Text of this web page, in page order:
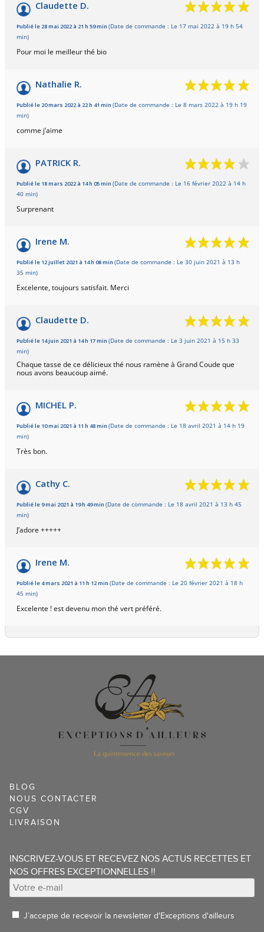
Claudette D.
Publié le 28 mai 2022 à 21 h 59 min (Date de commande : Le 17 mai 2022 à 19 h 54
min)
Pour moi le meilleur thé bio
Nathalie R.
Publié le 20 mars 2022 à 22 h 41 min (Date de commande : Le 8 mars 2022 à 19 h 19
min)
comme j’aime
PATRICK R.
Publié le 18 mars 2022 à 14 h 05 min (Date de commande : Le 16 février 2022 à 14 h
40 min)
Surprenant
Irene M.
Publié le 12 juillet 2021 à 14 h 08 min (Date de commande : Le 30 juin 2021 à 13 h
35 min)
Excelente, toujours satisfait. Merci
Claudette D.
Publié le 14 juin 2021 à 14 h 17 min (Date de commande : Le 3 juin 2021 à 15 h 33
min)
Chaque tasse de ce délicieux thé nous ramène à Grand Coude que
nous avons beaucoup aimé.
MICHEL P.
Publié le 10 mai 2021 à 11 h 48 min (Date de commande : Le 18 avril 2021 à 14 h 19
min)
Très bon.
Cathy C.
Publié le 9 mai 2021 à 19 h 49 min (Date de commande : Le 18 avril 2021 à 13 h 45
min)
J’adore +++++
Irene M.
Publié le 4 mars 2021 à 11 h 12 min (Date de commande : Le 20 février 2021 à 18 h
45 min)
Excelente ! est devenu mon thé vert préféré.
BLOG
NOUS CONTACTER
CGV
LIVRAISON
INSCRIVEZ-VOUS ET RECEVEZ NOS ACTUS RECETTES ET
NOS OFFRES EXCEPTIONNELLES !!
J’accepte de recevoir la newsletter d'Exceptions d'ailleurs